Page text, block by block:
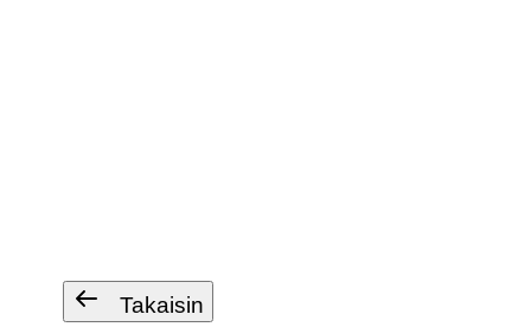
Takaisin